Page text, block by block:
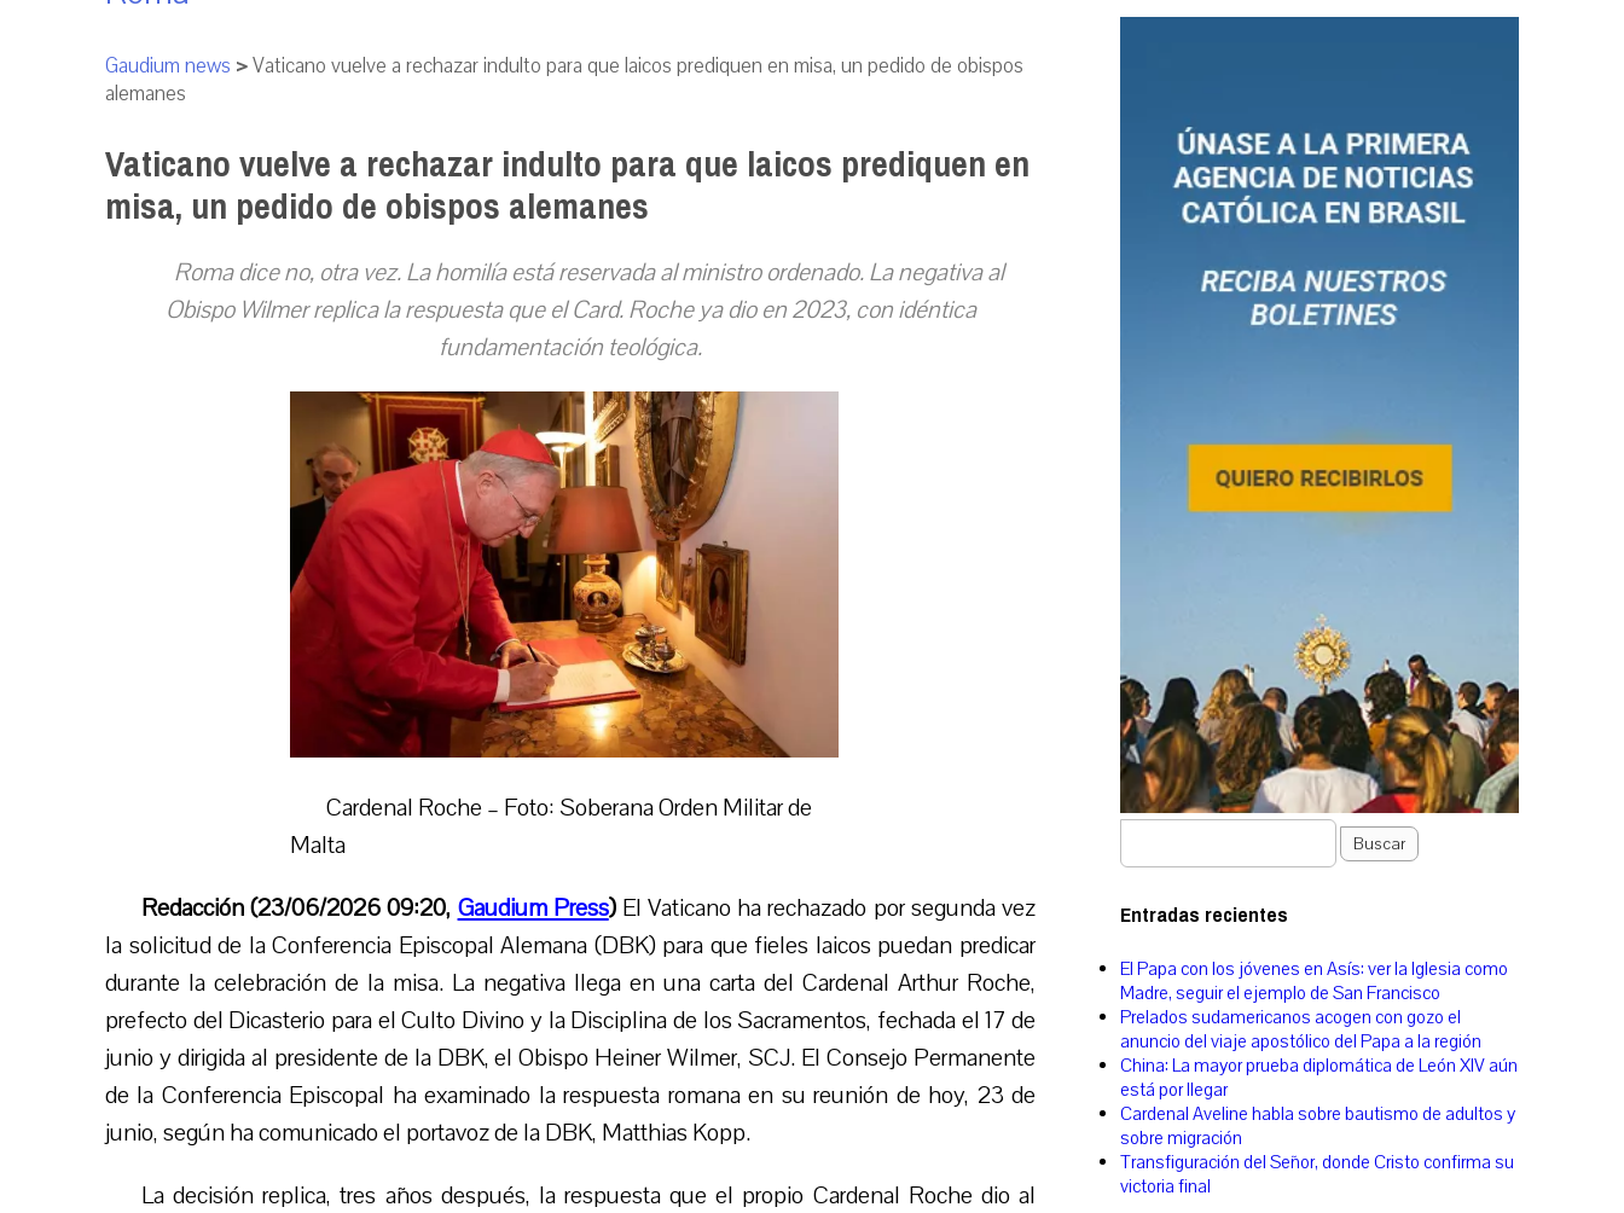
Gaudium news >Vaticano vuelve a rechazar indulto para que laicos prediquen en misa, un pedido de obispos
alemanes
Vaticano vuelve a rechazar indulto para que laicos prediquen en
misa, un pedido de obispos alemanes
Roma dice no, otra vez.La homilía está reservada al ministro ordenado.La negativa al
Obispo Wilmer replica la respuesta queel Card.Roche ya dioen 2023, con idéntica
fundamentación teológica.
Cardenal Roche – Foto: Soberana Orden Militar de
Malta
Redacción (23/06/2026 09:20, Gaudium Press)El Vaticano ha rechazado por segunda vez
la solicitud de la Conferencia Episcopal Alemana (DBK) para que fieles laicos puedan predicar
durante la celebración de la misa. La negativa llega en una carta del Cardenal Arthur Roche,
prefecto del Dicasterio para el Culto Divino y la Disciplina de los Sacramentos, fechada el 17 de
junio y dirigida al presidente de la DBK, el Obispo Heiner Wilmer, SCJ. El Consejo Permanente
de la Conferencia Episcopal ha examinado la respuesta romana en su reunión de hoy, 23 de
junio, según ha comunicado el portavoz de la DBK, Matthias Kopp.
La decisión replica, tres años después, la respuesta que el propio Cardenal Roche dio al
Buscar
Entradas recientes
El Papa con los jóvenes en Asís: ver la Iglesia como
Madre, seguir el ejemplo de San Francisco
Prelados sudamericanos acogen con gozo el
anuncio del viaje apostólico del Papa a la región
China: La mayor prueba diplomática de León XIV aún
está por llegar
Cardenal Aveline habla sobre bautismo de adultos y
sobre migración
Transfiguración del Señor, donde Cristo confirma su
victoria final